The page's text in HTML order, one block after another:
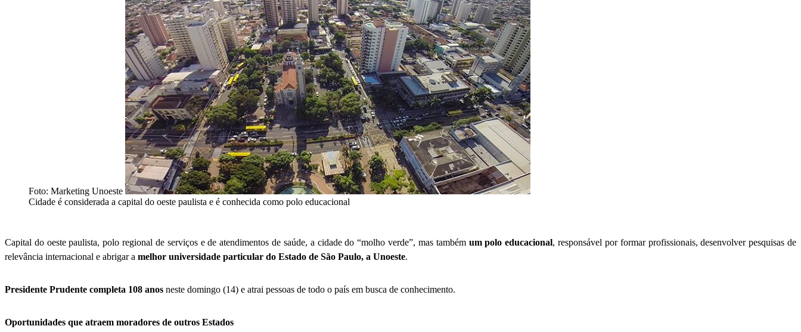
Foto: Marketing Unoeste
Cidade é considerada a capital do oeste paulista e é conhecida como polo educacional
Capital do oeste paulista, polo regional de serviços e de atendimentos de saúde, a cidade do “molho verde”, mas também um polo educacional, responsável por formar profissionais, desenvolver pesquisas de
relevância internacional e abrigar a melhor universidade particular do Estado de São Paulo, a Unoeste.
Presidente Prudente completa 108 anos neste domingo (14) e atrai pessoas de todo o país em busca de conhecimento.
Oportunidades que atraem moradores de outros Estados